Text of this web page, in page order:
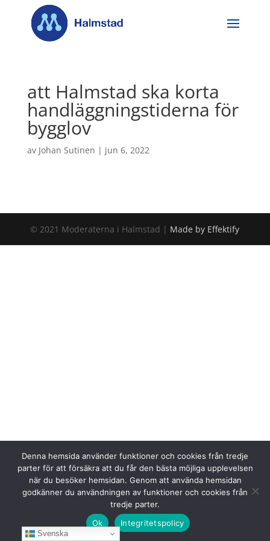
att Halmstad ska korta
handläggningstiderna för
bygglov
av Johan Sutinen | jun 6, 2022
© 2021 Moderaterna i Halmstad | Made by Effektify
Svenska
Denna hemsida använder funktioner och cookies från tredje
parter för att försäkra att du får den bästa möjliga upplevelsen
när du besöker hemsidan. Genom att använda hemsidan
godkänner du användningen av funktioner och cookies från
tredje parter.
Ok
Integritetspolicy